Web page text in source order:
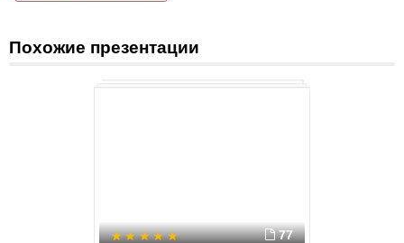
Похожие презентации
77